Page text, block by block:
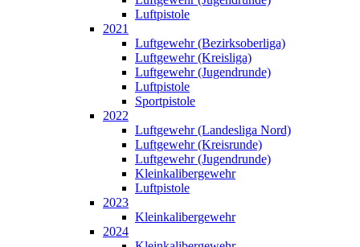
Luftpistole
2021
Luftgewehr (Bezirksoberliga)
Luftgewehr (Kreisliga)
Luftgewehr (Jugendrunde)
Luftpistole
Sportpistole
2022
Luftgewehr (Landesliga Nord)
Luftgewehr (Kreisrunde)
Luftgewehr (Jugendrunde)
Kleinkalibergewehr
Luftpistole
2023
Kleinkalibergewehr
2024